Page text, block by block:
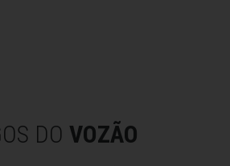
DO VOZÃO